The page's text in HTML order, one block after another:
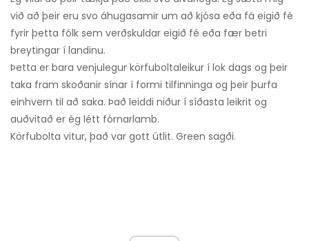
við að þeir eru svo áhugasamir um að kjósa eða fá eigið fé
fyrir þetta fólk sem verðskuldar eigið fé eða fær betri
breytingar í landinu.
Þetta er bara venjulegur körfuboltaleikur í lok dags og þeir
taka fram skoðanir sínar í formi tilfinninga og þeir þurfa
einhvern til að saka. Það leiddi niður í síðasta leikrit og
auðvitað er ég létt fórnarlamb.
Körfubolta vitur, það var gott útlit. Green sagði.